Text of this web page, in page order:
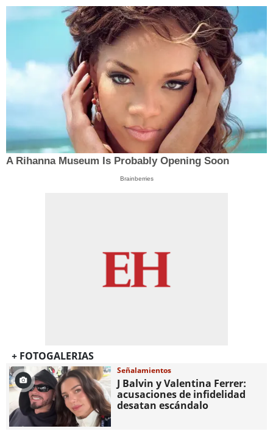
A Rihanna Museum Is Probably Opening Soon
Brainberries
+ FOTOGALERIAS
Señalamientos
J Balvin y Valentina Ferrer:
acusaciones de infidelidad
desatan escándalo